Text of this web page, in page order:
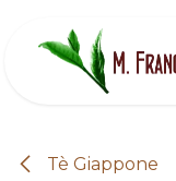
Tè Giappone